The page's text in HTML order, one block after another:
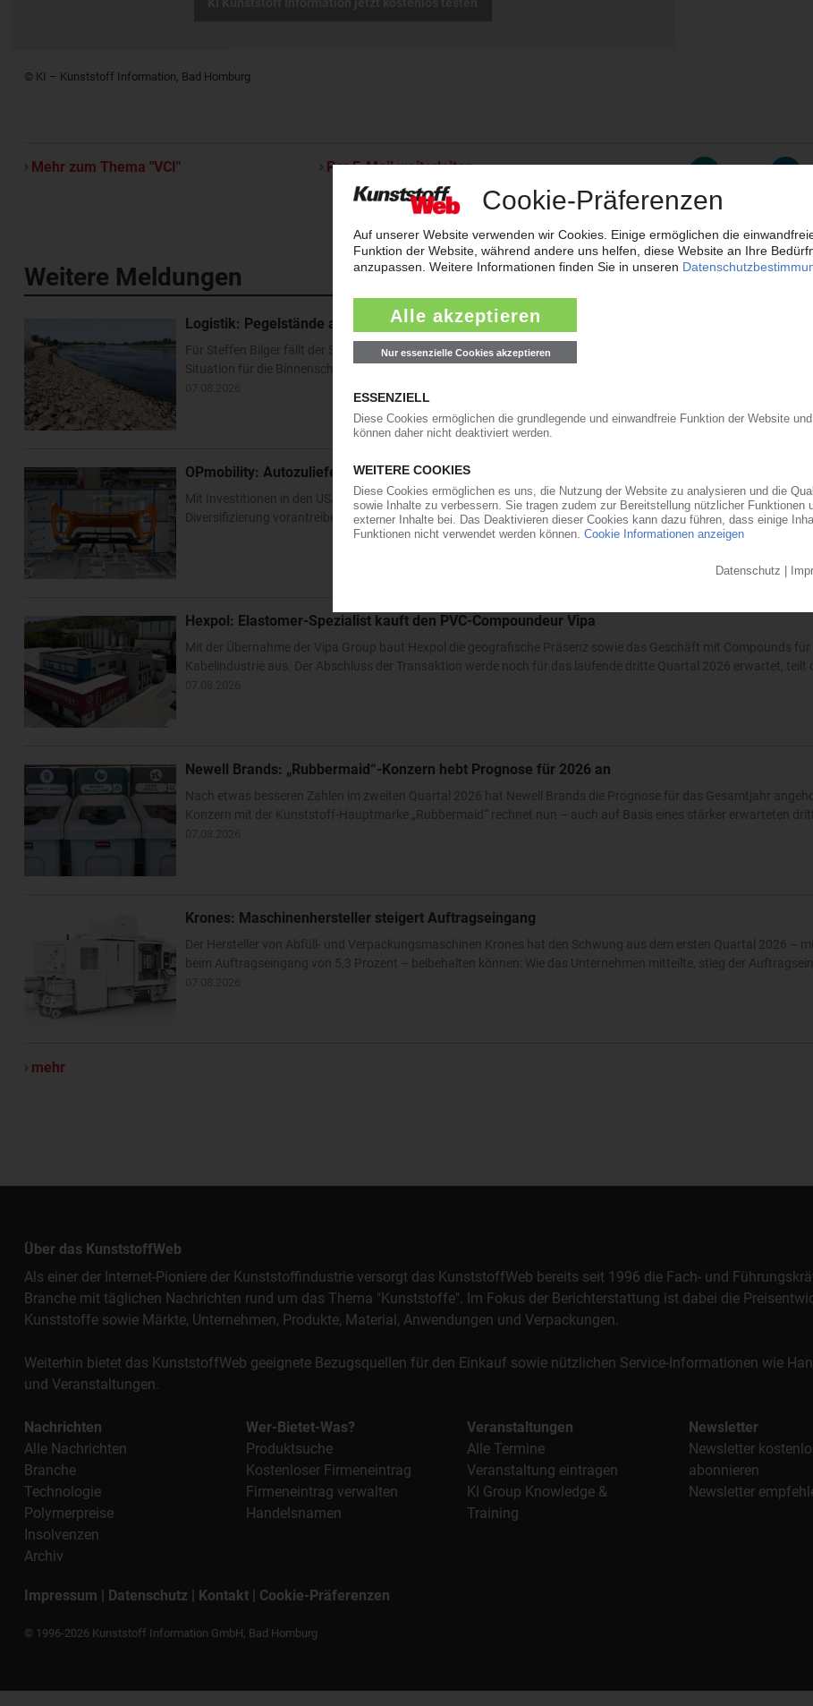
© KI – Kunststoff Information, Bad Homburg
Mehr zum Thema "VCI" Per E-Mail weiterleiten
Weitere Meldungen
Logistik: Pegelstände am Rhein erreichen neues Rekordtief
Für Steffen Bilger fällt der Sommerurlaub derzeit so flach wie das Niedrigwasser im Rhein. Angesichts der
Situation für die Binnenschifffahrt hat der frisch gekürte Bundesverkehrsminister zur Konferenz nach Bonn
OPmobility: Autozulieferer verstärkt Präsenz in den USA und Asien
Mit Investitionen in den USA und Asien will der Automobilzulieferer OPmobility – die frühere Plastic Omnium –
Diversifizierung vorantreiben. Im US-Bundesstaat Ohio errichtet der familiengeführte Automobilzulieferer ein...
Hexpol: Elastomer-Spezialist kauft den PVC-Compoundeur Vipa
Mit der Übernahme der Vipa Group baut Hexpol die geografische Präsenz sowie das Geschäft mit Compounds für
Kabelindustrie aus. Der Abschluss der Transaktion werde noch für das laufende dritte Quartal 2026 erwartet, teilt
Newell Brands: „Rubbermaid“-Konzern hebt Prognose für 2026 an
Nach etwas besseren Zahlen im zweiten Quartal 2026 hat Newell Brands die Prognose für das Gesamtjahr
Konzern mit der Kunststoff-Hauptmarke „Rubbermaid“ rechnet nun – auch auf Basis eines stärker erwarteten
Krones: Maschinenhersteller steigert Auftragseingang
Der Hersteller von Abfüll- und Verpackungsmaschinen Krones hat den Schwung aus dem ersten Quartal 2026 –
beim Auftragseingang von 5,3 Prozent – beibehalten können: Wie das Unternehmen mitteilte, stieg der
mehr
Über das KunststoffWeb
Als einer der Internet-Pioniere der Kunststoffindustrie versorgt das KunststoffWeb bereits seit 1996 die Fach- und
Branche mit täglichen Nachrichten rund um das Thema "Kunststoffe". Im Fokus der Berichterstattung ist dabei die
Kunststoffe sowie Märkte, Unternehmen, Produkte, Material, Anwendungen und Verpackungen.
Weiterhin bietet das KunststoffWeb geeignete Bezugsquellen für den Einkauf sowie nützlichen Service-Informationen wie
und Veranstaltungen.
Nachrichten
Alle Nachrichten
Branche
Technologie
Polymerpreise
Insolvenzen
Archiv
Wer-Bietet-Was?
Produktsuche
Kostenloser Firmeneintrag
Firmeneintrag verwalten
Handelsnamen
Veranstaltungen
Alle Termine
Veranstaltung eintragen
KI Group Knowledge &
Training
Newsletter
Newsletter
abonnieren
Newsletter
Impressum | Datenschutz | Kontakt | Cookie-Präferenzen
© 1996-2026 Kunststoff Information GmbH, Bad Homburg